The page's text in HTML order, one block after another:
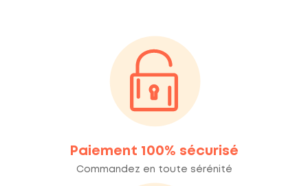
Paiement 100% sécurisé
Commandez en toute sérénité